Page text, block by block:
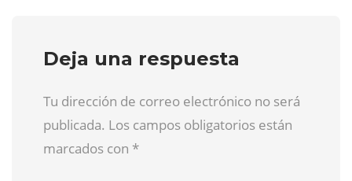
Deja una respuesta
Tu dirección de correo electrónico no será
publicada. Los campos obligatorios están
marcados con *